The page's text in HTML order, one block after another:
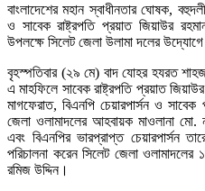
বাংলাদেশের মহান স্বাধীনতার ঘোষক,
ও সাবেক রাষ্ট্রপতি প্রয়াত জিয়াউর
উপলক্ষে সিলেট জেলা উলামা দলের
বৃহস্পতিবার (২৯ মে) বাদ যোহর হযরত
এ মাহফিলে সাবেক রাষ্ট্রপতি প্রয়াত
মাগফেরাত, বিএনপি চেয়ারপার্সন ও সাবেক
জেলা ওলামাদলের আহবায়ক মাওলানা মো.
এবং বিএনপির ভারপ্রাপ্ত চেয়ারপার্সন
পরিচালনা করেন সিলেট জেলা ওলামাদলের
রমিজ উদ্দিন।